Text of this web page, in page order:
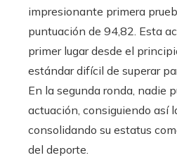
impresionante primera
puntuación de 94,82. Esta
primer lugar desde el
estándar difícil de superar
En la segunda ronda, nadie
actuación, consiguiendo así
consolidando su estatus
del deporte.